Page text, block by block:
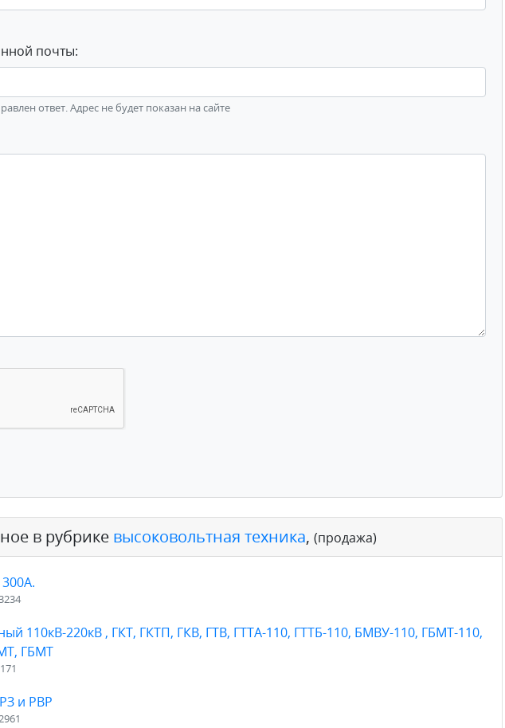
почты:
ответ. Адрес не будет показан на сайте
в рубрике высоковольтная техника, (продажа)
110кВ-220кВ , ГКТ, ГКТП, ГКВ, ГТВ, ГТТА-110, ГТТБ-110, БМВУ-110, ГБМТ-110,
ГБМТ
и РВР
2961